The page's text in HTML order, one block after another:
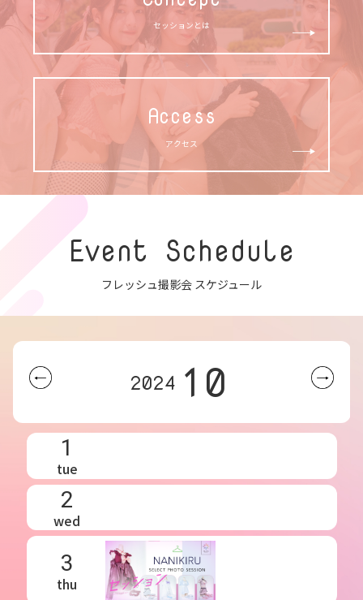
セッションとは
Access
アクセス
Event Schedule
フレッシュ撮影会 スケジュール
2024 10
1
tue
2
wed
3
thu